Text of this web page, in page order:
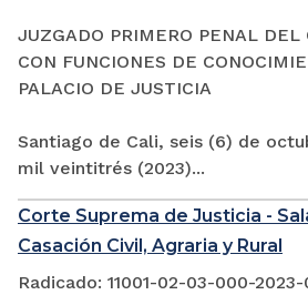
JUZGADO PRIMERO PENAL DEL
CON FUNCIONES DE
PALACIO DE JUSTICIA
Santiago de Cali, seis (6) de
mil veintitrés (2023)...
Corte Suprema de Justicia -
Casación Civil, Agraria y Rural
Radicado: 11001-02-03-000-